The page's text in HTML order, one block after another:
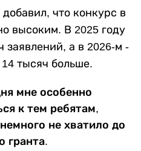
что конкурс в
высоким. В 2025 году
заявлений, а в 2026-м -
тысяч больше.
мне особенно
к тем ребятам,
не хватило до
гранта.